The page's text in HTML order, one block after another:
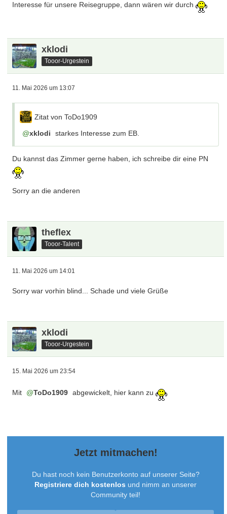
Interesse für unsere Reisegruppe, dann wären wir durch
xklodi
Tooor-Urgestein
11. Mai 2026 um 13:07
Zitat von ToDo1909
xklodi
starkes Interesse zum EB.
Du kannst das Zimmer gerne haben, ich schreibe dir eine PN
Sorry an die anderen
theflex
Tooor-Talent
11. Mai 2026 um 14:01
Sorry war vorhin blind... Schade und viele Grüße
xklodi
Tooor-Urgestein
15. Mai 2026 um 23:54
Mit ToDo1909 abgewickelt, hier kann zu
Jetzt mitmachen!
Du hast noch kein Benutzerkonto auf unserer Seite?
Registriere dich kostenlos und nimm an unserer
Community teil!